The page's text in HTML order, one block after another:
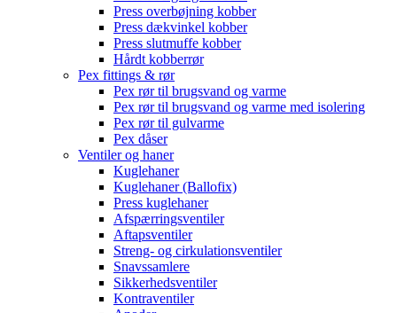
Press overbøjning kobber
Press dækvinkel kobber
Press slutmuffe kobber
Hårdt kobberrør
Pex fittings & rør
Pex rør til brugsvand og varme
Pex rør til brugsvand og varme med isolering
Pex rør til gulvarme
Pex dåser
Ventiler og haner
Kuglehaner
Kuglehaner (Ballofix)
Press kuglehaner
Afspærringsventiler
Aftapsventiler
Streng- og cirkulationsventiler
Snavssamlere
Sikkerhedsventiler
Kontraventiler